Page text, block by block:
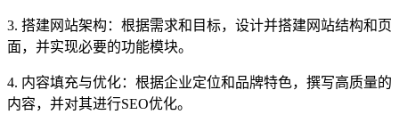
3. 搭建网站架构：根据需求和目标，设计并搭建网站结构和页
面，并实现必要的功能模块。
4. 内容填充与优化：根据企业定位和品牌特色，撰写高质量的
内容，并对其进行SEO优化。